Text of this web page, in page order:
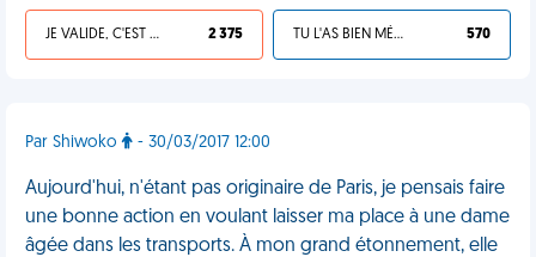
JE VALIDE, C'EST UNE VDM 2 375 TU L'AS BIEN MÉRITÉ 570
Par Shiwoko - 30/03/2017 12:00
Aujourd'hui, n'étant pas originaire de Paris, je pensais faire
une bonne action en voulant laisser ma place à une dame
âgée dans les transports. À mon grand étonnement, elle